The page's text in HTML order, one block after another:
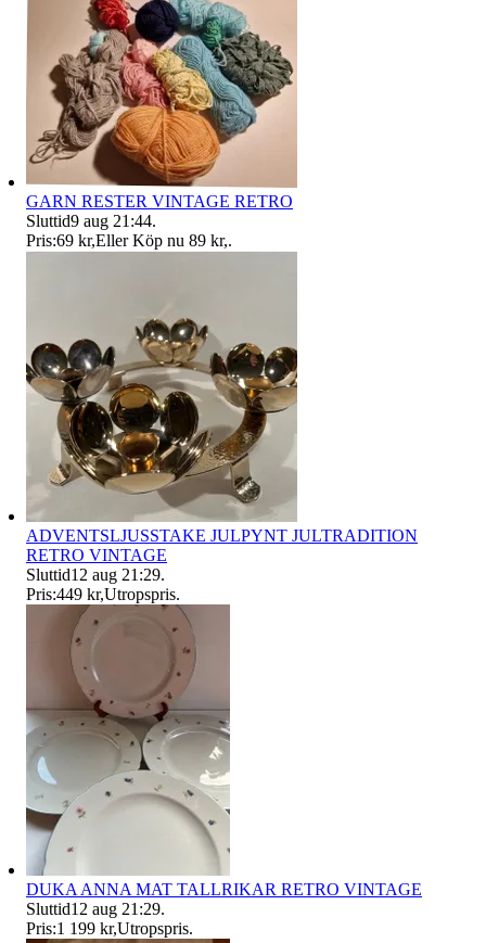
GARN RESTER VINTAGE RETRO
Sluttid9 aug 21:44.
Pris:69 kr,Eller Köp nu 89 kr,.
ADVENTSLJUSSTAKE JULPYNT JULTRADITION
RETRO VINTAGE
Sluttid12 aug 21:29.
Pris:449 kr,Utropspris.
DUKA ANNA MAT TALLRIKAR RETRO VINTAGE
Sluttid12 aug 21:29.
Pris:1 199 kr,Utropspris.